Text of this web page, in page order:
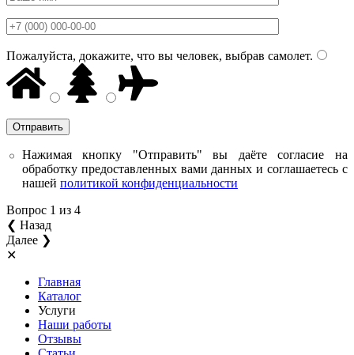
Пожалуйста, докажите, что вы человек, выбрав самолет.
Нажимая кнопку "Отправить" вы даёте согласие на
обработку предоставленных вами данных и соглашаетесь с
нашей политикой конфиденциальности
Вопрос 1 из 4
❮ Назад
Далее ❯
✕
Главная
Каталог
Услуги
Наши работы
Отзывы